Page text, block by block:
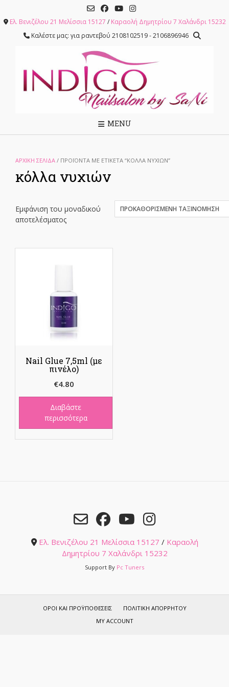
content
Ελ. Βενιζέλου 21 Μελίσσια 15127 / Καραολή Δημητρίου 7 Χαλάνδρι 15232
Καλέστε μας: για ραντεβού 2108102519 - 2106896946
MENU
ΑΡΧΙΚΉ ΣΕΛΊΔΑ / ΠΡΟΪΌΝΤΑ ΜΕ ΕΤΙΚΈΤΑ “ΚΌΛΛΑ ΝΥΧΙΏΝ”
κόλλα νυχιών
Εμφάνιση του μοναδικού
αποτελέσματος
Nail Glue 7,5ml (με
πινέλο)
€4.80
Διαβάστε
περισσότερα
Ελ. Βενιζέλου 21 Μελίσσια 15127 / Καραολή
Δημητρίου 7 Χαλάνδρι 15232
Support By Pc Tuners
ΌΡΟΙ ΚΑΙ ΠΡΟΫΠΟΘΈΣΕΙΣ
ΠΟΛΙΤΙΚΉ ΑΠΟΡΡΉΤΟΥ
MY ACCOUNT